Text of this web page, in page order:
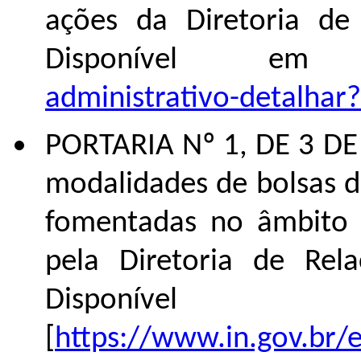
ações da Diretoria de
Disponível
administrativo-
PORTARIA Nº 1, DE 3
modalidades de bolsas
fomentadas no âmbito
pela Diretoria de
https://www.in.gov.br/